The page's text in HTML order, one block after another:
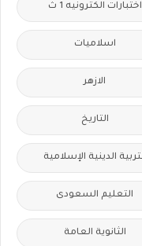
اختبارات الكترونيه 1 ث
اسلاميات
الازهر
التاريخ
الدينية الإسلامية
التعليم السعودى
الثانوية العامة